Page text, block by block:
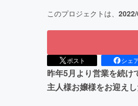
このプロジェクトは、
ポスト シェ
昨年5月より営業を続け
主人様お嬢様をお迎えし